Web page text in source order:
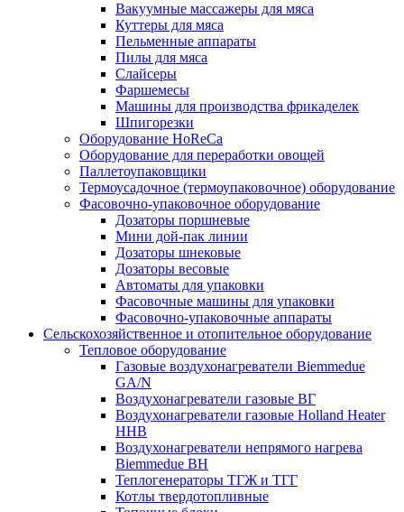
Вакуумные массажеры для мяса
Куттеры для мяса
Пельменные аппараты
Пилы для мяса
Слайсеры
Фаршемесы
Машины для производства фрикаделек
Шпигорезки
Оборудование HoReCa
Оборудование для переработки овощей
Паллетоупаковщики
Термоусадочное (термоупаковочное) оборудование
Фасовочно-упаковочное оборудование
Дозаторы поршневые
Мини дой-пак линии
Дозаторы шнековые
Дозаторы весовые
Автоматы для упаковки
Фасовочные машины для упаковки
Фасовочно-упаковочные аппараты
Сельскохозяйственное и отопительное оборудование
Тепловое оборудование
Газовые воздухонагреватели Biemmedue
GA/N
Воздухонагреватели газовые ВГ
Воздухонагреватели газовые Holland Heater
HHB
Воздухонагреватели непрямого нагрева
Biemmedue BH
Теплогенераторы ТГЖ и ТГГ
Котлы твердотопливные